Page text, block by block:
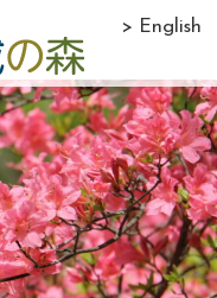
> English